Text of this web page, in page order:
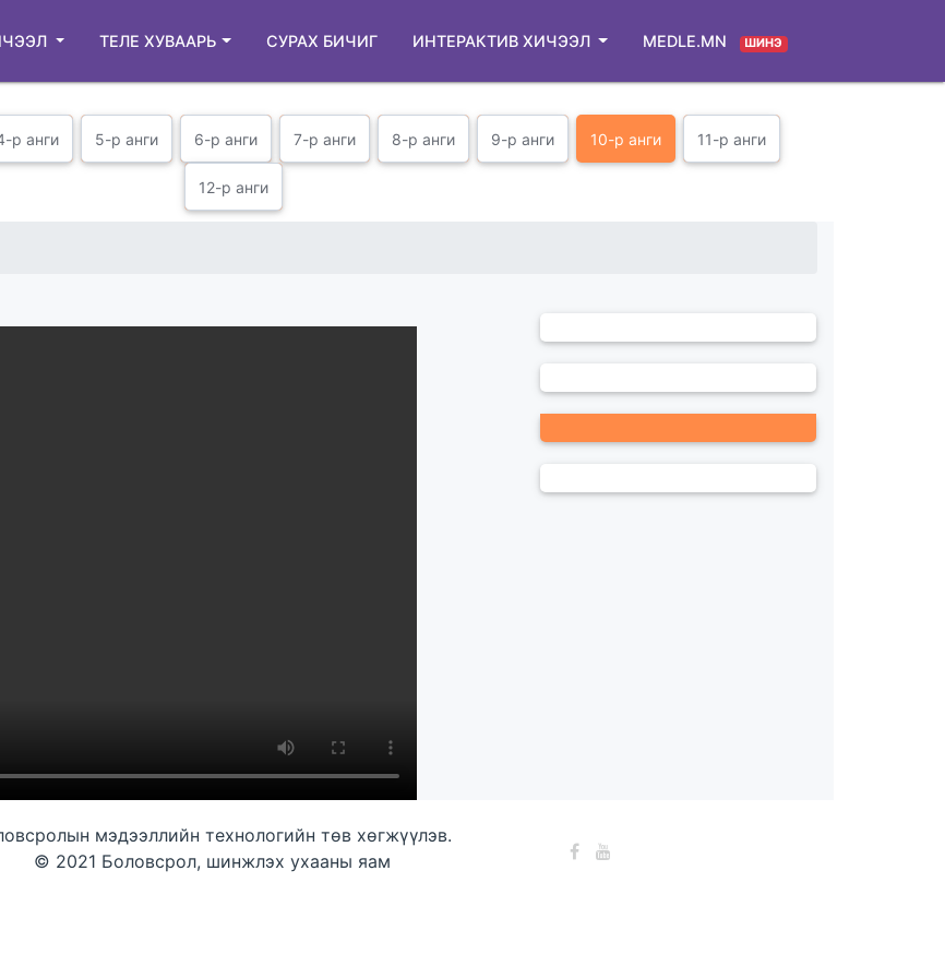
ТЕЛЕ ХУВААРЬ СУРАХ БИЧИГ ИНТЕРАКТИВ ХИЧЭЭЛ MEDLE.MN ШИНЭ
р анги 5-р анги 6-р анги 7-р анги 8-р анги 9-р анги 10-р анги 11-р анги
12-р анги
мэдээллийн технологийн төв хөгжүүлэв.
© 2021 Боловсрол, шинжлэх ухааны яам